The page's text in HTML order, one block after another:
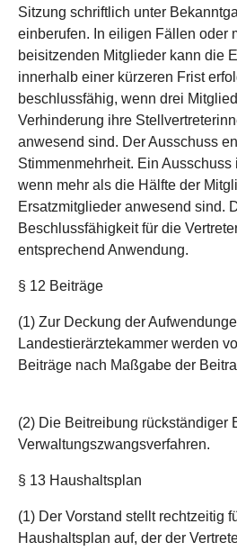
Sitzung schriftlich unter
einberufen. In eiligen Fällen oder
beisitzenden Mitglieder kann die
innerhalb einer kürzeren Frist
beschlussfähig, wenn drei
Verhinderung ihre
anwesend sind. Der Ausschuss
Stimmenmehrheit. Ein Ausschuss
wenn mehr als die Hälfte der
Ersatzmitglieder anwesend sind.
Beschlussfähigkeit für die
entsprechend Anwendung.
§ 12 Beiträge
(1) Zur Deckung der
Landestierärztekammer werden
Beiträge nach Maßgabe der
(2) Die Beitreibung rückständiger
Verwaltungszwangsverfahren.
§ 13 Haushaltsplan
(1) Der Vorstand stellt rechtzeitig
Haushaltsplan auf, der der